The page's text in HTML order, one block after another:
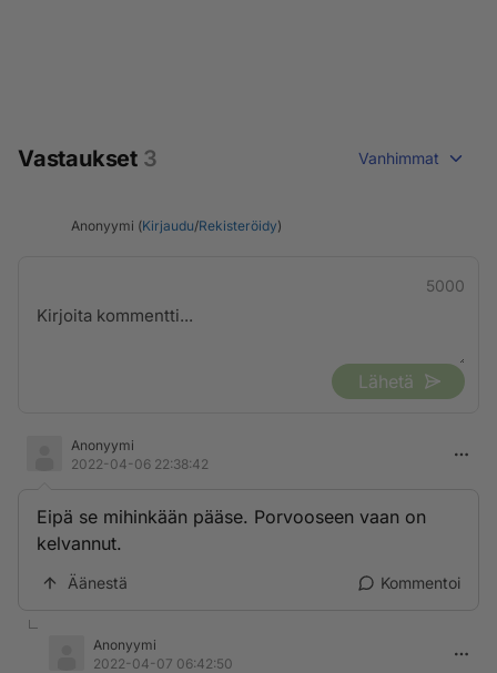
Vastaukset 3 Vanhimmat
Anonyymi (Kirjaudu/Rekisteröidy)
5000
Lähetä
Anonyymi
2022-04-06 22:38:42
Eipä se mihinkään pääse. Porvooseen vaan on
kelvannut.
Äänestä Kommentoi
Anonyymi
2022-04-07 06:42:50